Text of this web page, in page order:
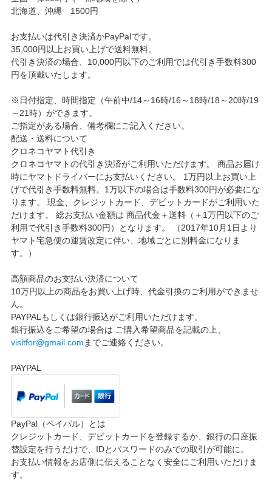
北海道、沖縄 1500円
お支払いは代引き決済かPayPalです。
35,000円以上お買い上げで送料無料。
代引き決済の場合、10,000円以下のご利用では代引き手数料300
円を頂戴いたします。
※日付指定、時間指定（午前中/14～16時/16～18時/18～20時/19
～21時）ができます。
ご指定がある場合、備考欄にご記入ください。
配送・送料について
クロネコヤマト代引き
クロネコヤマトの代引き決済がご利用いただけます。 商品お届け
時にヤマトドライバーにお支払いください。 1万円以上お買い上
げで代引き手数料無料。1万以下の場合は手数料300円が必要にな
ります。 現金、クレジットカード、デビットカードがご利用いた
だけます。 総お支払い金額は 商品代金＋送料（＋1万円以下のご
利用で代引き手数料300円）となります。 （2017年10月1日より
ヤマト宅急便の運賃改定に伴い、地域ごとに別料金になりま
す。）
高額商品のお支払い決済について
10万円以上の商品をお買い上げ時、代金引換のご利用ができませ
ん。
PAYPALもしくは銀行振込がご利用いただけます。
銀行振込をご希望の場合は ご購入希望商品を記載の上、
visitfor@gmail.comまでご連絡ください。
PAYPAL
PayPal（ペイパル）とは
クレジットカード、デビットカードを登録するか、銀行の口座振
替設定を行うだけで、IDとパスワードのみでの取引が可能に。
お支払い情報をお店側に伝えることなく安全にご利用いただけま
す。